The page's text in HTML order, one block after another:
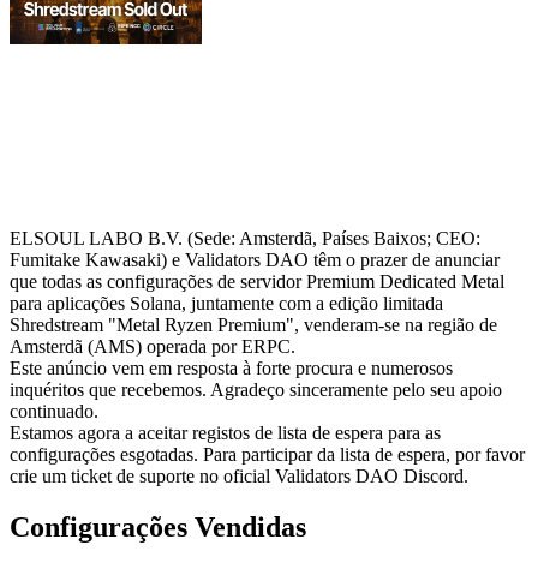
ELSOUL LABO B.V. (Sede: Amsterdã, Países Baixos; CEO:
Fumitake Kawasaki) e Validators DAO têm o prazer de anunciar
que todas as configurações de servidor Premium Dedicated Metal
para aplicações Solana, juntamente com a edição limitada
Shredstream "Metal Ryzen Premium", venderam-se na região de
Amsterdã (AMS) operada por ERPC.
Este anúncio vem em resposta à forte procura e numerosos
inquéritos que recebemos. Agradeço sinceramente pelo seu apoio
continuado.
Estamos agora a aceitar registos de lista de espera para as
configurações esgotadas. Para participar da lista de espera, por favor
crie um ticket de suporte no oficial Validators DAO Discord.
Configurações Vendidas